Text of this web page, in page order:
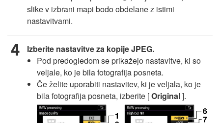
slike v izbrani mapi bodo obdelane z istimi
nastavitvami.
Izberite nastavitve za kopije JPEG.
Pod predogledom se prikažejo nastavitve, ki so
veljale, ko je bila fotografija posneta.
Če želite uporabiti nastavitev, ki je veljala, ko je
bila fotografija posneta, izberite [Original].